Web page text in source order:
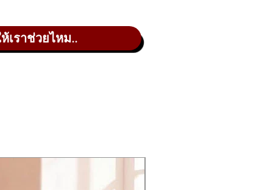
รูหราและมีมิติเวลาวางโชว์ครับ
เราช่วยไหม..